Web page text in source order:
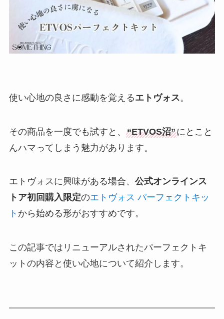
使い心地の良さに感動を覚えるエトヴォス。
その商品を一度でも試すと、 “ETVOS沼”にとこと
んハマってしまう魅力があります。
エトヴォスに興味がある場合、 公式オンラインス
トア初回購入限定のエトヴォス パーフェクトキッ
ト から始める形がおすすめです。
この記事ではリニューアルされたパーフェクトキ
ットの内容と使い心地について紹介します。